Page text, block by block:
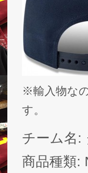
※輸入物な
す。
チーム名:
商品種類: